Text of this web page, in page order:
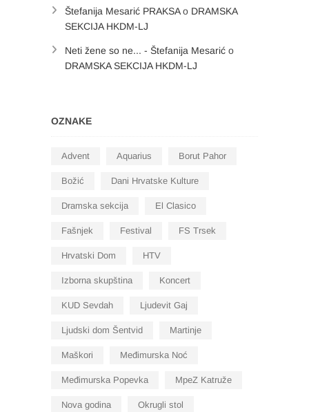
Štefanija Mesarić PRAKSAo DRAMSKA
SEKCIJA HKDM-LJ
Neti žene so ne... - Štefanija Mesarić o
DRAMSKA SEKCIJA HKDM-LJ
OZNAKE
Advent Aquarius Borut Pahor
Božić Dani Hrvatske Kulture
Dramska sekcija El Clasico
Fašnjek Festival FS Trsek
Hrvatski Dom HTV
Izborna skupština Koncert
KUD Sevdah Ljudevit Gaj
Ljudski dom Šentvid Martinje
Maškori Međimurska Noć
Međimurska Popevka MpeZ Katruže
Nova godina Okrugli stol